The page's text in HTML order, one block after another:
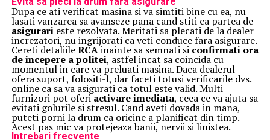
Dupa ce ati verificat masina si va simtiti bine cu ea, nu
lasati vanzarea sa avanseze pana cand stiti ca partea de
asigurarieste rezolvata. Meritati sa plecati de la dealer
increzatori, nu ingrijorati ca veti conduce fara asigurare.
Cereti detaliileRCAinainte sa semnati si confirmati ora
de incepere a politei, astfel incat sa coincida cu
momentul in care va preluati masina. Daca dealerul
ofera suport, folositi-l, dar faceti totusi verificarile dvs.
online ca sa va asigurati ca totul este valid. Multi
furnizori pot oferiactivare imediata, ceea ce va ajuta sa
evitati golurile si stresul. Cand aveti dovada in mana,
puteti porni la drum ca oricine a planificat din timp.
Acest pas mic va protejeaza banii, nervii si linistea.
Intrebari frecvente